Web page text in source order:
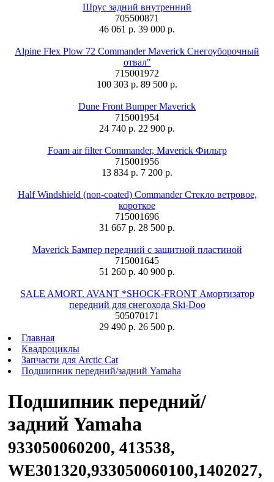
Шрус задний внутренний
705500871
46 061 р. 39 000 р.
Alpine Flex Plow 72 Commander Maverick Снегоуборочный
отвал"
715001972
100 303 р. 89 500 р.
Dune Front Bumper Maverick
715001954
24 740 р. 22 900 р.
Foam air filter Commander, Maverick Фильтр
715001956
13 834 р. 7 200 р.
Half Windshield (non-coated) Commander Стекло ветровое,
короткое
715001696
31 667 р. 28 500 р.
Maverick Бампер передний с защитной пластиной
715001645
51 260 р. 40 900 р.
SALE AMORT. AVANT *SHOCK-FRONT Амортизатор
передний для снегохода Ski-Doo
505070171
29 490 р. 26 500 р.
Главная
Квадроциклы
Запчасти для Arctic Cat
Подшипник передний/задний Yamaha
Подшипник передний/
задний Yamaha
933050060200, 413538,
WE301320,933050060100,1402027,